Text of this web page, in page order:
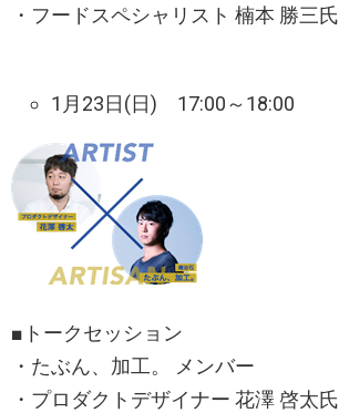
・フードスペシャリスト 楠本 勝三氏
1月23日(日) 17:00～18:00
■トークセッション
・たぶん、加工。 メンバー
・プロダクトデザイナー 花澤 啓太氏